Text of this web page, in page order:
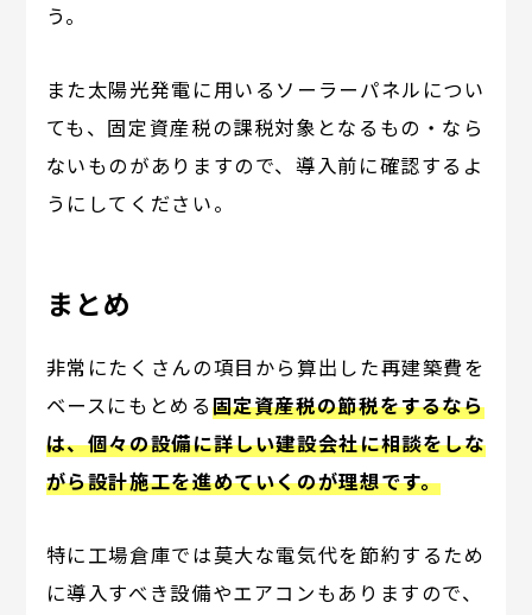
う。
また太陽光発電に用いるソーラーパネルについ
ても、固定資産税の課税対象となるもの・なら
ないものがありますので、導入前に確認するよ
うにしてください。
まとめ
非常にたくさんの項目から算出した再建築費を
ベースにもとめる固定資産税の節税をするなら
は、個々の設備に詳しい建設会社に相談をしな
がら設計施工を進めていくのが理想です。
特に工場倉庫では莫大な電気代を節約するため
に導入すべき設備やエアコンもありますので、